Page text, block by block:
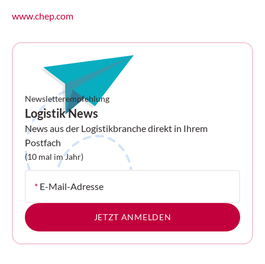
www.chep.com
Newsletterempfehlung
Logistik News
News aus der Logistikbranche direkt in Ihrem
Postfach
(10 mal im Jahr)
* E-Mail-Adresse
JETZT ANMELDEN